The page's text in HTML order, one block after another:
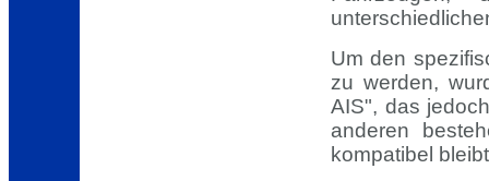
Um den
zu werden,
AIS", das
anderen
kompatibel